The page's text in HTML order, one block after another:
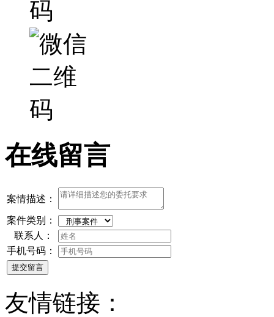
在线留言
案情描述：
案件类别：
联系人：
手机号码：
提交留言
友情链接：